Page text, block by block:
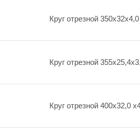
Круг отрезной
Круг отрезной
Круг отрезной 400х32,0